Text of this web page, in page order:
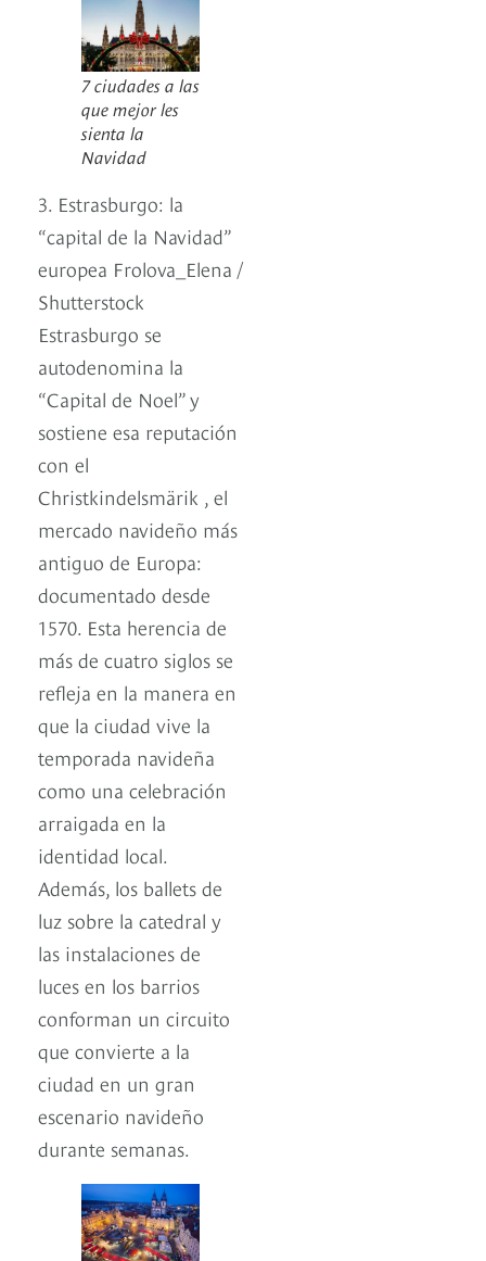
7 ciudades a las
que mejor les
sienta la
Navidad
3. Estrasburgo: la
“capital de la Navidad”
europea Frolova_Elena /
Shutterstock
Estrasburgo se
autodenomina la
“Capital de Noel” y
sostiene esa reputación
con el
Christkindelsmärik , el
mercado navideño más
antiguo de Europa:
documentado desde
1570. Esta herencia de
más de cuatro siglos se
refleja en la manera en
que la ciudad vive la
temporada navideña
como una celebración
arraigada en la
identidad local.
Además, los ballets de
luz sobre la catedral y
las instalaciones de
luces en los barrios
conforman un circuito
que convierte a la
ciudad en un gran
escenario navideño
durante semanas.